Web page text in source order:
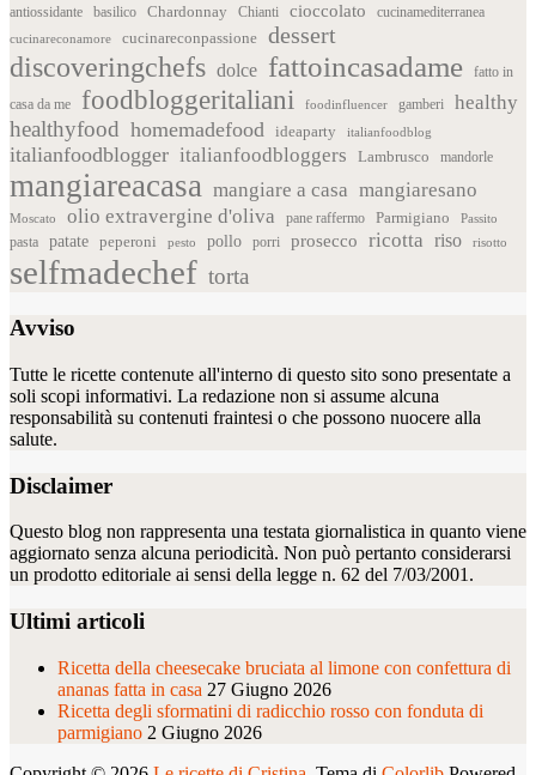
antiossidante basilico Chardonnay Chianti cioccolato cucinamediterranea
cucinareconamore cucinareconpassione dessert
discoveringchefs dolce fattoincasadame
fatto in
casa da me
foodbloggeritaliani foodinfluencer gamberi healthy
healthyfood homemadefood ideaparty italianfoodblog
italianfoodblogger italianfoodbloggers Lambrusco mandorle
mangiareacasa mangiare a casa mangiaresano
Moscato olio extravergine d'oliva pane raffermo Parmigiano Passito
pasta patate peperoni pesto pollo porri prosecco ricotta riso risotto
selfmadechef torta
Avviso
Tutte le ricette contenute all'interno di questo sito sono presentate a
soli scopi informativi. La redazione non si assume alcuna
responsabilità su contenuti fraintesi o che possono nuocere alla
salute.
Disclaimer
Questo blog non rappresenta una testata giornalistica in quanto viene
aggiornato senza alcuna periodicità. Non può pertanto considerarsi
un prodotto editoriale ai sensi della legge n. 62 del 7/03/2001.
Ultimi articoli
Ricetta della cheesecake bruciata al limone con confettura di
ananas fatta in casa 27 Giugno 2026
Ricetta degli sformatini di radicchio rosso con fonduta di
parmigiano 2 Giugno 2026